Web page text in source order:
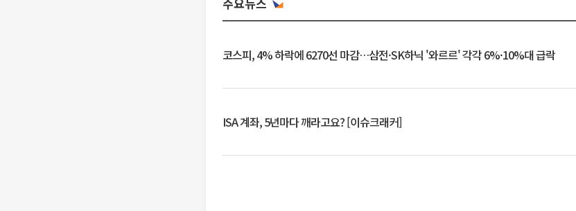
코스피, 4% 하락에 6270선 마감…삼전·SK하닉 '와르르' 각각 6%·10%대 급락
ISA 계좌, 5년마다 깨라고요? [이슈크래커]